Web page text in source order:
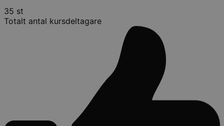
35 st
Totalt antal kursdeltagare